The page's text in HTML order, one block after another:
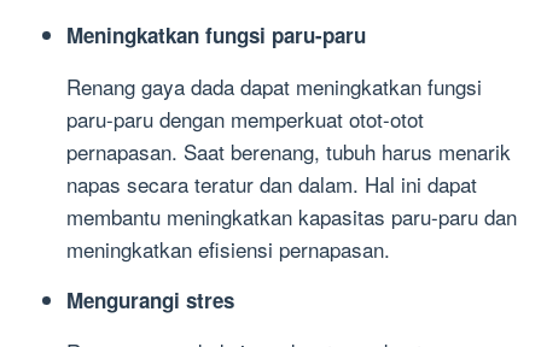
Meningkatkan fungsi paru-paru
Renang gaya dada dapat meningkatkan fungsi
paru-paru dengan memperkuat otot-otot
pernapasan. Saat berenang, tubuh harus menarik
napas secara teratur dan dalam. Hal ini dapat
membantu meningkatkan kapasitas paru-paru dan
meningkatkan efisiensi pernapasan.
Mengurangi stres